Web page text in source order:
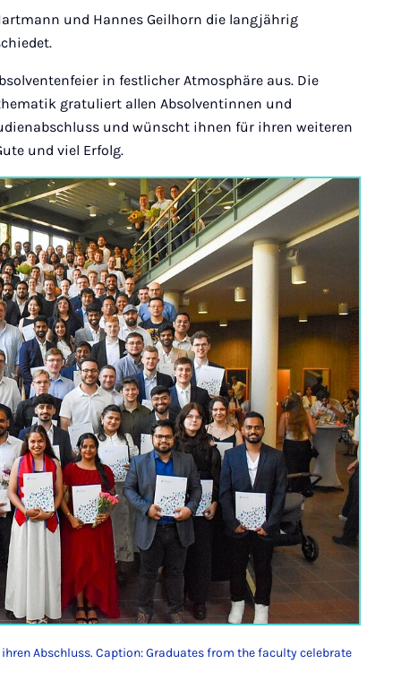
und Hannes Geilhorn die langjährig
in festlicher Atmosphäre aus. Die
gratuliert allen Absolventinnen und
und wünscht ihnen für ihren weiteren
und viel Erfolg.
Abschluss. Caption: Graduates from the faculty celebrate